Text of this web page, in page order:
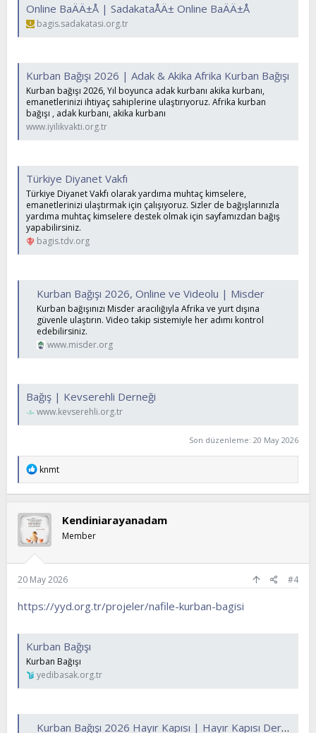
Online BaÄÄ±Å | SadakataÅÄ± Online BaÄÄ±Å
bagis.sadakatasi.org.tr
Kurban Bağışı 2026 | Adak & Akika Afrika Kurban Bağışı
Kurban bağışı 2026, Yıl boyunca adak kurbanı akika kurbanı,
emanetlerinizi ihtiyaç sahiplerine ulaştırıyoruz. Afrika kurban
bağışı , adak kurbanı, akika kurbanı
www.iyilikvakti.org.tr
Türkiye Diyanet Vakfı
Türkiye Diyanet Vakfı olarak yardıma muhtaç kimselere,
emanetlerinizi ulaştırmak için çalışıyoruz. Sizler de bağışlarınızla
yardıma muhtaç kimselere destek olmak için sayfamızdan bağış
yapabilirsiniz.
bagis.tdv.org
Kurban Bağışı 2026, Online ve Videolu | Misder
Kurban bağışınızı Misder aracılığıyla Afrika ve yurt dışına
güvenle ulaştırın. Video takip sistemiyle her adımı kontrol
edebilirsiniz.
www.misder.org
Bağış | Kevserehli Derneği
www.kevserehli.org.tr
Son düzenleme: 20 May 2026
T
i
l
e
r
knmt
Kendiniarayanadam
Member
20 May 2026 #4
https://yyd.org.tr/projeler/nafile-kurban-bagisi
Kurban Bağışı
Kurban Bağışı
yedibasak.org.tr
Kurban Bağışı 2026 Hayır Kapısı | Hayır Kapısı Derneği